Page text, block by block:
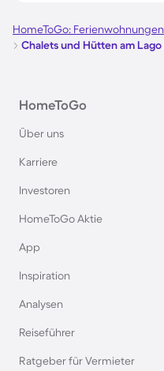
HomeToGo:
Chalets und Hütten am Lago
HomeToGo
Über uns
Karriere
Investoren
HomeToGo Aktie
App
Inspiration
Analysen
Reiseführer
Ratgeber für Vermieter